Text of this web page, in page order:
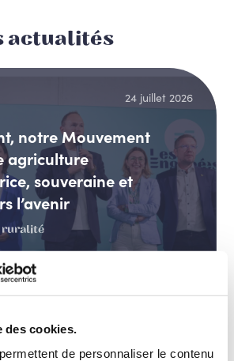
cookies.
de personnaliser le contenu
actualités
24 juillet 2026
notre Mouvement
agriculture
souveraine et
l’avenir
ruralité